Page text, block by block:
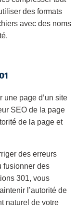
des formats
avec des noms
une page d’un site
SEO de la page
de la page et
des erreurs
fusionner des
301, vous
l’autorité de
naturel de votre